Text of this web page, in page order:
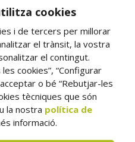
cookies
i de tercers per millorar
el trànsit, la vostra
el contingut.
cookies”, “Configurar
o bé “Rebutjar-les
tècniques que són
la nostra política de
informació.